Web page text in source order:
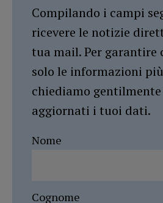
Compilando i campi
ricevere le notizie
tua mail. Per garantire
solo le informazioni
chiediamo
aggiornati i tuoi dati.
Nome
Cognome